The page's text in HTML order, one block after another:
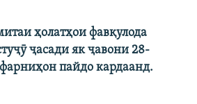
ҳолатҳои фавқулода
ҷасади як ҷавони 28-
пайдо кардаанд.